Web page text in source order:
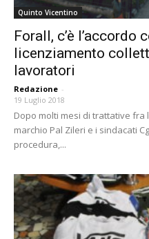
Quinto Vicentino
Forall, c’è l’accordo
licenziamento
lavoratori
Redazione -
19 Luglio 2018
Dopo molti mesi di trattative
marchio Pal Zileri e i sindacati
procedura,...